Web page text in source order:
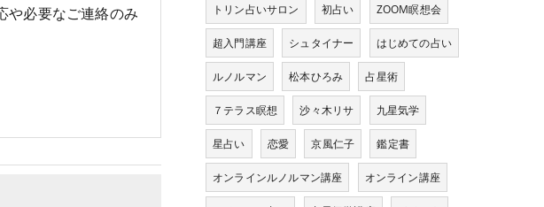
や必要なご連絡のみ
トリン占いサロン 初占い ZOOM瞑想会
超入門講座 シュタイナー はじめての占い
ルノルマン 松本ひろみ 占星術
７テラス瞑想 沙々木リサ 九星気学
星占い 恋愛 京風仁子 鑑定書
オンラインルノルマン講座 オンライン講座